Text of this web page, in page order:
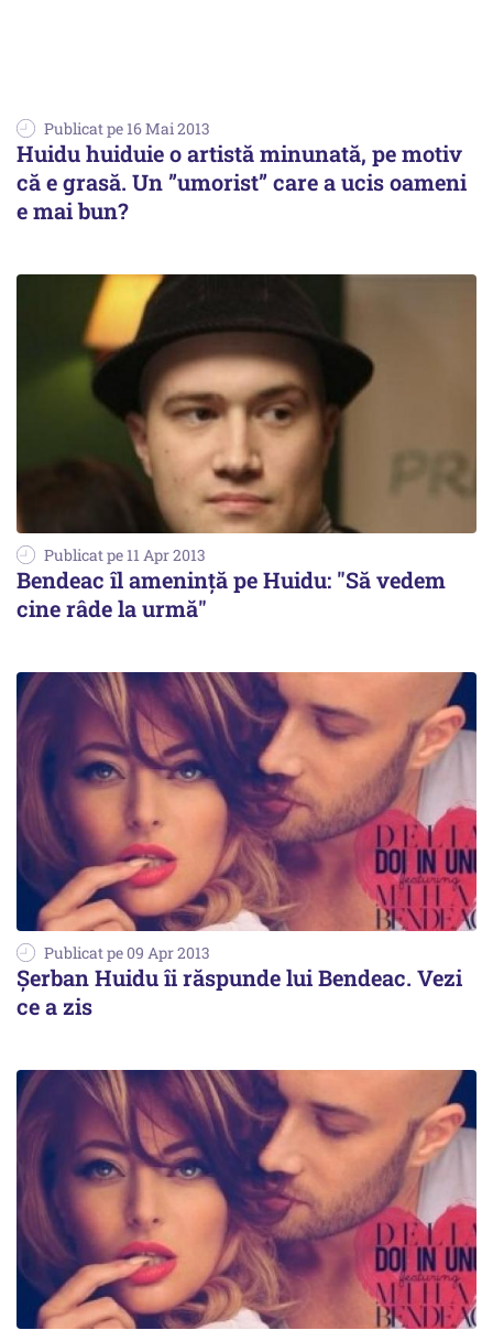
Publicat pe 16 Mai 2013
Huidu huiduie o artistă minunată, pe motiv
că e grasă. Un ”umorist” care a ucis oameni
e mai bun?
Publicat pe 11 Apr 2013
Bendeac îl amenință pe Huidu: "Să vedem
cine râde la urmă"
Publicat pe 09 Apr 2013
Șerban Huidu îi răspunde lui Bendeac. Vezi
ce a zis